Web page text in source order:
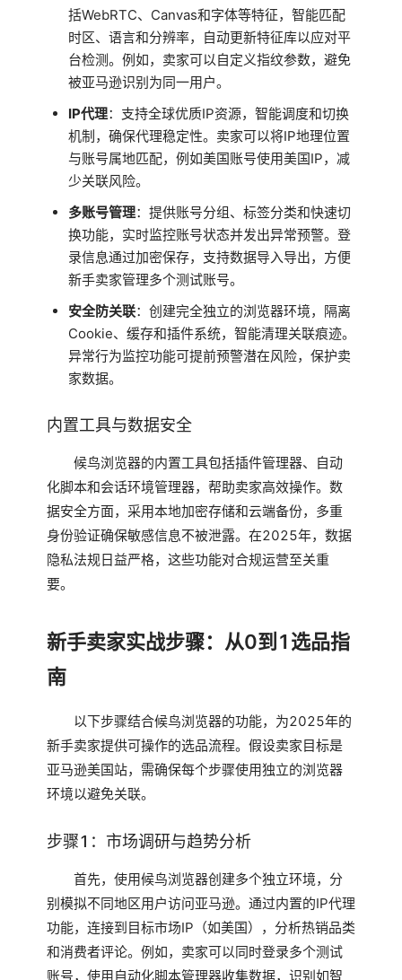
括WebRTC、Canvas和字体等特征，智能匹配
时区、语言和分辨率，自动更新特征库以应对平
台检测。例如，卖家可以自定义指纹参数，避免
被亚马逊识别为同一用户。
IP代理：支持全球优质IP资源，智能调度和切换
机制，确保代理稳定性。卖家可以将IP地理位置
与账号属地匹配，例如美国账号使用美国IP，减
少关联风险。
多账号管理：提供账号分组、标签分类和快速切
换功能，实时监控账号状态并发出异常预警。登
录信息通过加密保存，支持数据导入导出，方便
新手卖家管理多个测试账号。
安全防关联：创建完全独立的浏览器环境，隔离
Cookie、缓存和插件系统，智能清理关联痕迹。
异常行为监控功能可提前预警潜在风险，保护卖
家数据。
内置工具与数据安全
候鸟浏览器的内置工具包括插件管理器、自动
化脚本和会话环境管理器，帮助卖家高效操作。数
据安全方面，采用本地加密存储和云端备份，多重
身份验证确保敏感信息不被泄露。在2025年，数据
隐私法规日益严格，这些功能对合规运营至关重
要。
新手卖家实战步骤：从0到1选品指
南
以下步骤结合候鸟浏览器的功能，为2025年的
新手卖家提供可操作的选品流程。假设卖家目标是
亚马逊美国站，需确保每个步骤使用独立的浏览器
环境以避免关联。
步骤1：市场调研与趋势分析
首先，使用候鸟浏览器创建多个独立环境，分
别模拟不同地区用户访问亚马逊。通过内置的IP代理
功能，连接到目标市场IP（如美国），分析热销品类
和消费者评论。例如，卖家可以同时登录多个测试
账号，使用自动化脚本管理器收集数据，识别如智